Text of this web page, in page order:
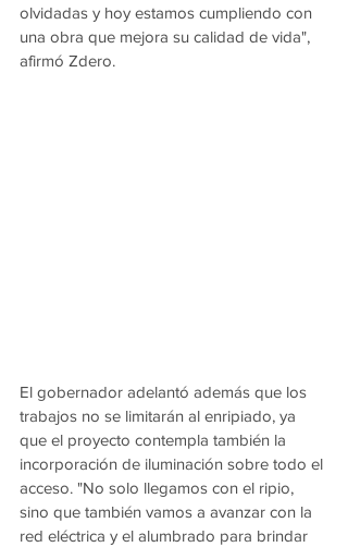
olvidadas y hoy estamos cumpliendo con
una obra que mejora su calidad de vida",
afirmó Zdero.
El gobernador adelantó además que los
trabajos no se limitarán al enripiado, ya
que el proyecto contempla también la
incorporación de iluminación sobre todo el
acceso. "No solo llegamos con el ripio,
sino que también vamos a avanzar con la
red eléctrica y el alumbrado para brindar